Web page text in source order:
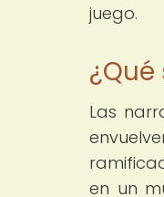
juego.
Las
en un